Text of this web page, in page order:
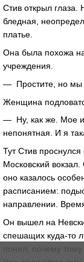
Стив открыл
бледная,
платье.
Она была похожа на
учреждения.
— Простите, но мы
Женщина
— Ну, как же. Мое
непонятная. И я
Тут Стив
Московский
оно казалось
расписанием:
направлении.
Он вышел на
спешащих куда-то
понял, почему тому